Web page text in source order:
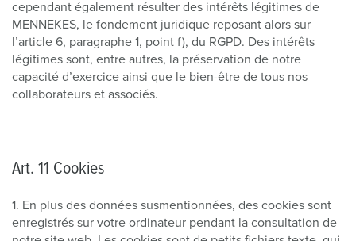
cependant également résulter des intérêts légitimes de
MENNEKES, le fondement juridique reposant alors sur
l’article 6, paragraphe 1, point f), du RGPD. Des intérêts
légitimes sont, entre autres, la préservation de notre
capacité d’exercice ainsi que le bien-être de tous nos
collaborateurs et associés.
Art. 11 Cookies
1. En plus des données susmentionnées, des cookies sont
enregistrés sur votre ordinateur pendant la consultation de